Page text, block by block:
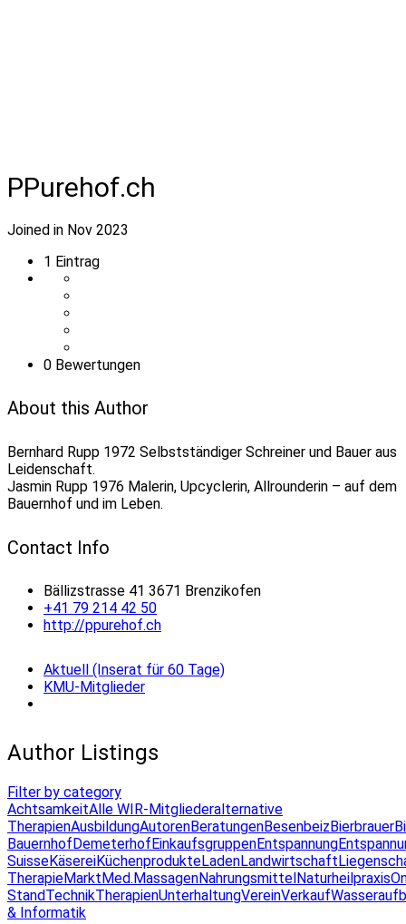
PPurehof.ch
Joined in Nov 2023
1 Eintrag
0 Bewertungen
About this Author
Bernhard Rupp 1972 Selbstständiger Schreiner und Bauer aus
Leidenschaft.
Jasmin Rupp 1976 Malerin, Upcyclerin, Allrounderin – auf dem
Bauernhof und im Leben.
Contact Info
Bällizstrasse 41 3671 Brenzikofen
+41 79 214 42 50
http://ppurehof.ch
Aktuell (Inserat für 60 Tage)
KMU-Mitglieder
Author Listings
Filter by category
AchtsamkeitAlle WIR-Mitgliederalternative
TherapienAusbildungAutorenBeratungenBesenbeizBierbrauer
BauernhofDemeterhofEinkaufsgruppenEntspannung
SuisseKäsereiKüchenprodukteLadenLandwirtschaft
TherapieMarktMed.MassagenNahrungsmittelNaturheilpraxis
StandTechnikTherapienUnterhaltungVereinVerkauf
& Informatik